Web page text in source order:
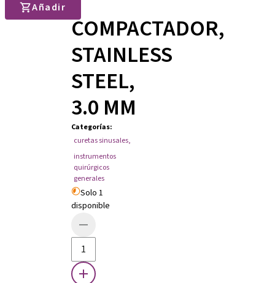
Añadir
COMPACTADOR,
STAINLESS
STEEL,
3.0 MM
Categorías:
curetas sinusales,
instrumentos
quirúrgicos
generales
Solo 1
disponible